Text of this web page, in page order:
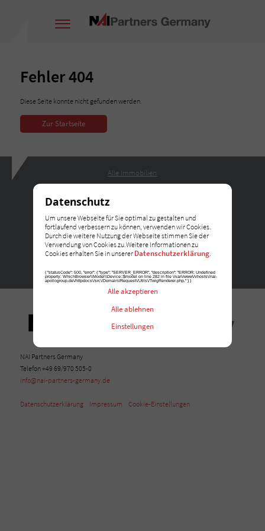
Fehler 404
Diese Seite konnte nicht gefunden werden.
Zur Startseite
Alle Immobilien
Partner
Metropolen
Nachrichten
Über uns
NAI Partners Germany
Telefon +49 69/970 505-0
info@nai-partners-germany.de
Datenschutzerklärung Impressum Cookie-Einstellungen
Datenschutz
Um unsere Webseite für Sie optimal zu gestalten und
fortlaufend verbessern zu können, verwenden wir Cookies.
Durch die weitere Nutzung der Webseite stimmen Sie der
Verwendung von Cookies zu.Weitere Informationen zu
Cookies erhalten Sie in unserer Datenschutzerklärung.
Einstellungen
Alle ablehnen
Alle akzeptieren
{ "statusCode": 500, "error": { "type": "SERVER_ERROR", "description": "ERROR: Undefined
property: WhichBrowser\\Model\\Device::$model on line 282 in file \/var\/www\/vhosts\/nai-
apollogroup.de\/httpdocs\/src\/Domain\/Request\/Utils\/TwigRenderer.php." } }